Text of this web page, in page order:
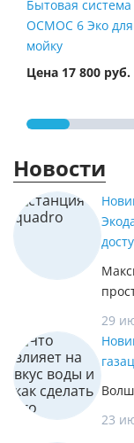
Бытовая система
ОСМОС 6 Эко для
мойку
Цена 17 800 руб.
Новости
29
23